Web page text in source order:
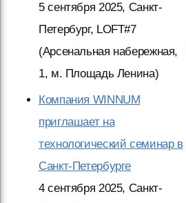
5 сентября 2025, Санкт-
Петербург, LOFT#7
(Арсенальная набережная,
1, м. Площадь Ленина)
Компания WINNUM
приглашает на
технологический семинар в
Санкт-Петербурге
4 сентября 2025, Санкт-